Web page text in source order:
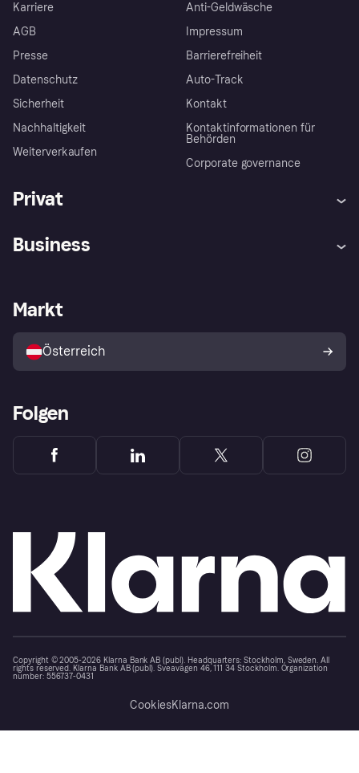
Karriere
AGB
Presse
Datenschutz
Sicherheit
Nachhaltigkeit
Weiterverkaufen
Anti-Geldwäsche
Impressum
Barrierefreiheit
Auto-Track
Kontakt
Kontaktinformationen für
Behörden
Corporate governance
Privat
Shops entdecken
Business
Händlerportal
Markt
Österreich
Folgen
Copyright © 2005-2026 Klarna Bank AB (publ). Headquarters: Stockholm, Sweden. All
rights reserved. Klarna Bank AB (publ). Sveavägen 46, 111 34 Stockholm. Organization
number: 556737-0431
CookiesKlarna.com